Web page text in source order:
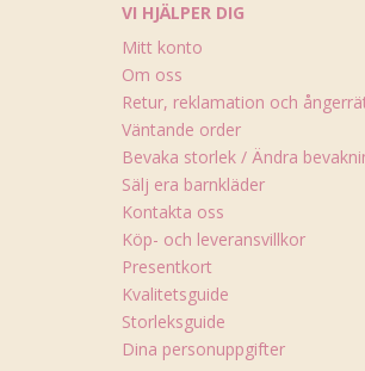
VI HJÄLPER DIG
Mitt konto
Om oss
Retur, reklamation och
Väntande order
Bevaka storlek / Ändra
Sälj era barnkläder
Kontakta oss
Köp- och leveransvillkor
Presentkort
Kvalitetsguide
Storleksguide
Dina personuppgifter